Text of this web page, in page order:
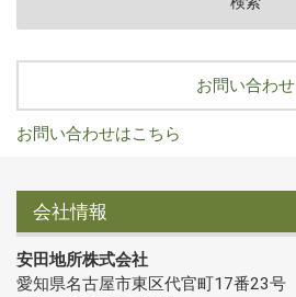
お問い合わせ
お問い合わせはこちら
会社情報
安田地所株式会社
愛知県名古屋市東区代官町17番23号